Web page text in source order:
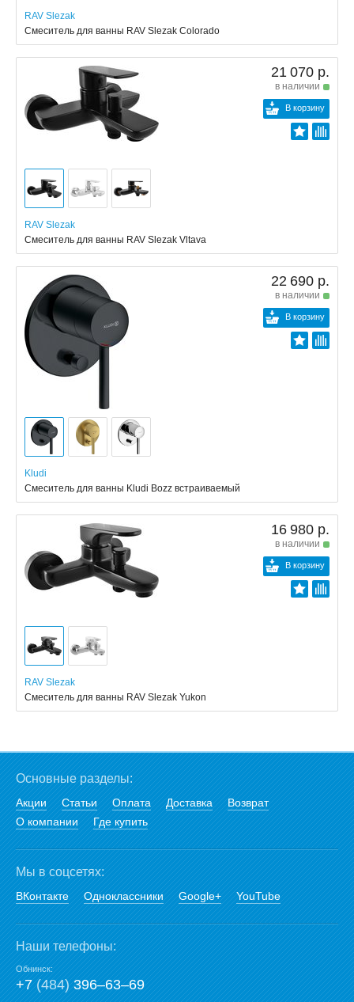
RAV Slezak
Смеситель для ванны RAV Slezak Colorado
21 070 р.
в наличии
В корзину
RAV Slezak
Смеситель для ванны RAV Slezak Vltava
22 690 р.
в наличии
В корзину
Kludi
Смеситель для ванны Kludi Bozz встраиваемый
16 980 р.
в наличии
В корзину
RAV Slezak
Смеситель для ванны RAV Slezak Yukon
Основные разделы:
Акции Статьи Оплата Доставка
Возврат
О компании
Где купить
Мы в соцсетях:
ВКонтакте Одноклассники Google+ YouTube
Наши телефоны:
Обнинск:
+7(484)396‒63‒69